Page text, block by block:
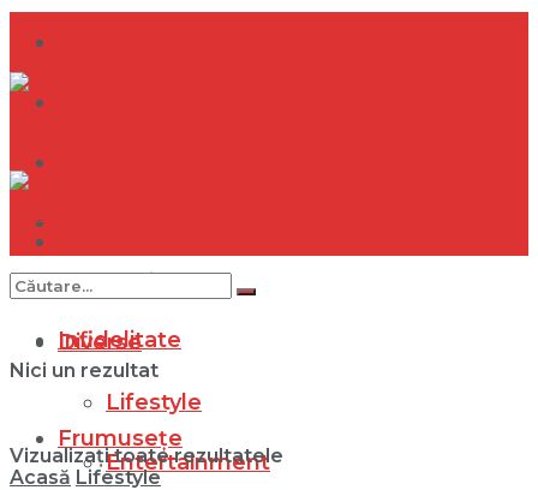
Internațional
Diverse
Lifestyle
Entertainment
Infidelitate
Frumusețe
Nici un rezultat
Vizualizați toate rezultatele
Acasă Lifestyle